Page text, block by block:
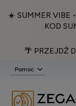
☀️ SUMMER VIBE
KOD
🌴 PRZEJDŹ
Pomoc